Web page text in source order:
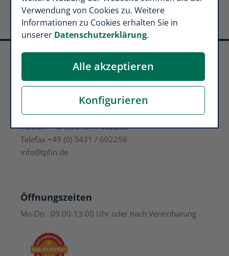
Verwendung von Cookies zu. Weitere
Informationen zu Cookies erhalten Sie in
unserer Datenschutzerklärung.
Alle akzeptieren
Konfigurieren
Tino Pohl Finanzkonzepte
Leipziger Straße 67
Telefon +49 (0) 3431 / 602255
Telefax +49 (0) 3431 / 602256
info@tpfin.de
Öffnungszeiten
Mo-Do 09.00-13.00 Uhr oder nach Vereinbarung